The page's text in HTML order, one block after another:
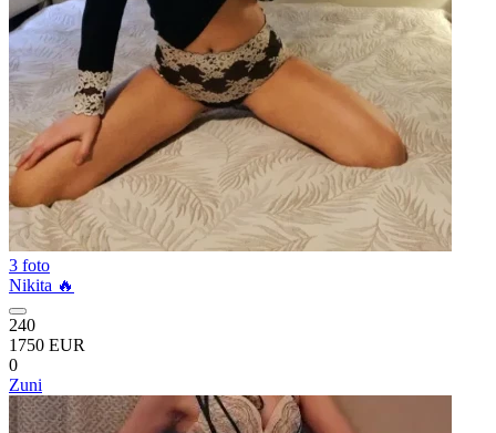
3 foto
Nikita 🔥
240
1750 EUR
0
Zuni